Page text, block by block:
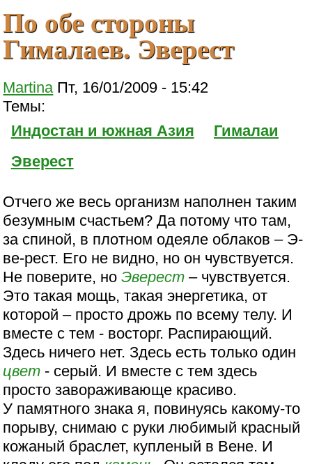
По обе стороны
Гималаев. Эверест
Martina Пт, 16/01/2009 - 15:42
Темы:
Индостан и южная Азия
Гималаи
Эверест
Отчего же весь организм наполнен таким
безумным счастьем? Да потому что там,
за спиной, в плотном одеяле облаков – Э-
ве-рест. Его не видно, но он чувствуется.
Не поверите, ноЭверест – чувствуется.
Это такая мощь, такая энергетика, от
которой – просто дрожь по всему телу. И
вместе с тем - восторг. Распирающий.
Здесь ничего нет. Здесь есть только один
цвет - серый. И вместе с тем здесь
просто завораживающе красиво.
У памятного знака я, повинуясь какому-то
порыву, снимаю с руки любимый красный
кожаный браслет, купленый в Вене. И